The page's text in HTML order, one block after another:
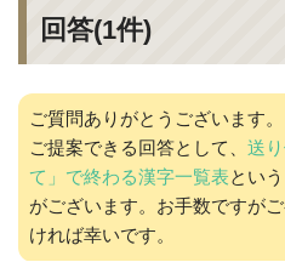
回答(1件)
ご質問ありがとうございます。
ご提案できる回答として、送
て」で終わる漢字一覧表とい
がございます。お手数ですが
ければ幸いです。